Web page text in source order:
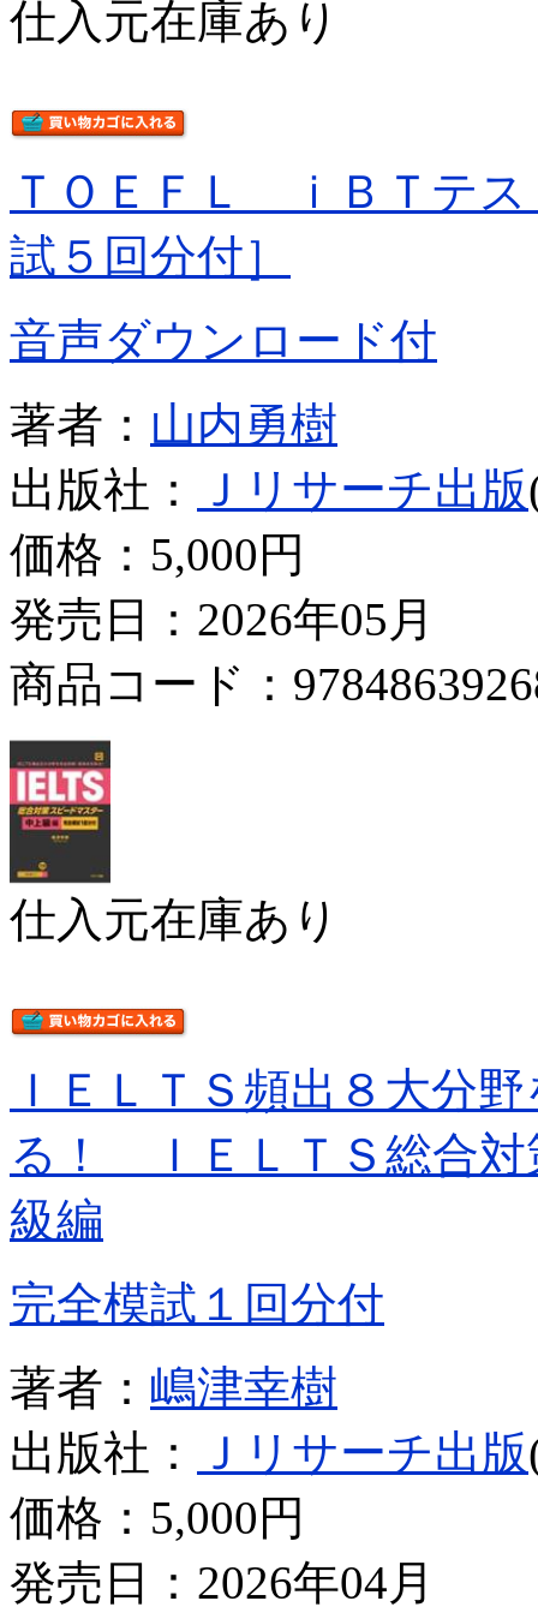
仕入元在庫あり
ＴＯＥＦＬ ｉＢＴテス
試５回分付］
音声ダウンロード付
著者： 山内勇樹
出版社：
Ｊリサーチ出版
価格： 5,000円
発売日：2026年05月
商品コード：
仕入元在庫あり
ＩＥＬＴＳ頻出８大分
る！ ＩＥＬＴＳ総合
級編
完全模試１回分付
著者： 嶋津幸樹
出版社：
Ｊリサーチ出版
価格： 5,000円
発売日：2026年04月